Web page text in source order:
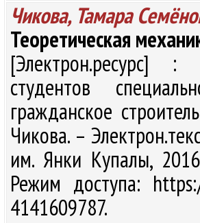
Чикова, Тамара
Теоретическая
[Электрон.ресурс] :
студентов
гражданское
Чикова. –
им. Янки Купалы,
Режим доступа:
4141609787.